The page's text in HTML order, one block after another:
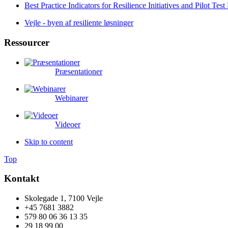
Best Practice Indicators for Resilience Initiatives and Pilot Test
Vejle - byen af resiliente løsninger
Ressourcer
Præsentationer
Webinarer
Videoer
Skip to content
Top
Kontakt
Skolegade 1, 7100 Vejle
+45 7681 3882
579 80 06 36 13 35
29 18 99 00